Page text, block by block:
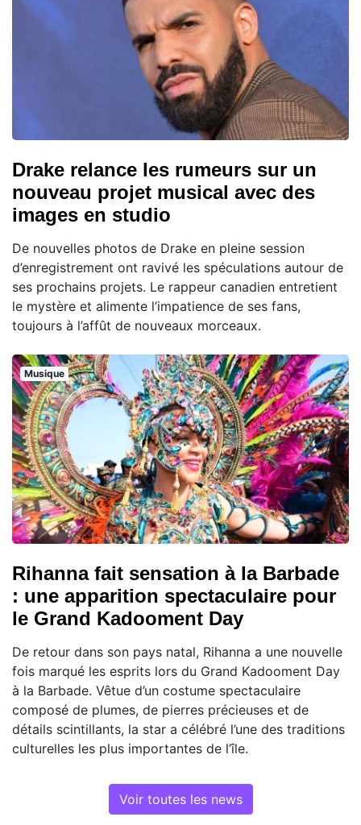
Drake relance les rumeurs sur un
nouveau projet musical avec des
images en studio
De nouvelles photos de Drake en pleine session
d’enregistrement ont ravivé les spéculations autour de
ses prochains projets. Le rappeur canadien entretient
le mystère et alimente l’impatience de ses fans,
toujours à l’affût de nouveaux morceaux.
Musique
Rihanna fait sensation à la Barbade
: une apparition spectaculaire pour
le Grand Kadooment Day
De retour dans son pays natal, Rihanna a une nouvelle
fois marqué les esprits lors du Grand Kadooment Day
à la Barbade. Vêtue d’un costume spectaculaire
composé de plumes, de pierres précieuses et de
détails scintillants, la star a célébré l’une des traditions
culturelles les plus importantes de l’île.
Voir toutes les news